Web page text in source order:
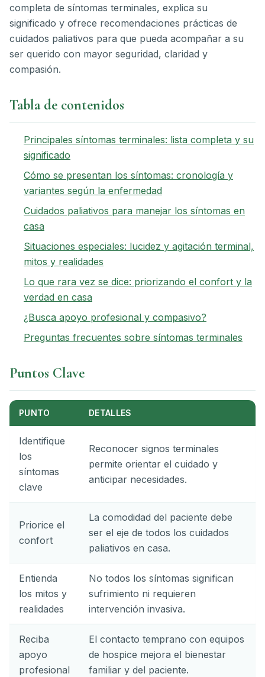
completa de síntomas terminales, explica su
significado y ofrece recomendaciones prácticas de
cuidados paliativos para que pueda acompañar a su
ser querido con mayor seguridad, claridad y
compasión.
Tabla de contenidos
Principales síntomas terminales: lista completa y su
significado
Cómo se presentan los síntomas: cronología y
variantes según la enfermedad
Cuidados paliativos para manejar los síntomas en
casa
Situaciones especiales: lucidez y agitación terminal,
mitos y realidades
Lo que rara vez se dice: priorizando el confort y la
verdad en casa
¿Busca apoyo profesional y compasivo?
Preguntas frecuentes sobre síntomas terminales
Puntos Clave
PUNTO DETALLES
Identifique
los
síntomas
clave
Reconocer signos terminales
permite orientar el cuidado y
anticipar necesidades.
Priorice el
confort
La comodidad del paciente debe
ser el eje de todos los cuidados
paliativos en casa.
Entienda
los mitos y
realidades
No todos los síntomas significan
sufrimiento ni requieren
intervención invasiva.
Reciba
apoyo
profesional
El contacto temprano con equipos
de hospice mejora el bienestar
familiar y del paciente.